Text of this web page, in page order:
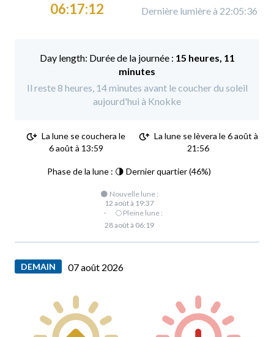
06:17:12 Dernière lumière à 22:05:36
Durée de la journée : 15 heures, 11
minutes
Il reste 8 heures, 14 minutes avant le coucher du soleil
aujourd'hui à Knokke
La lune se couchera le
6 août à 13:59
La lune se lèvera le 6 août à
21:56
Phase de la lune : 🌗 Dernier quartier (46%)
🌑 Nouvelle lune :
12 août à 19:37
·
🌕 Pleine lune :
28 août à 06:19
DEMAIN 07 août 2026